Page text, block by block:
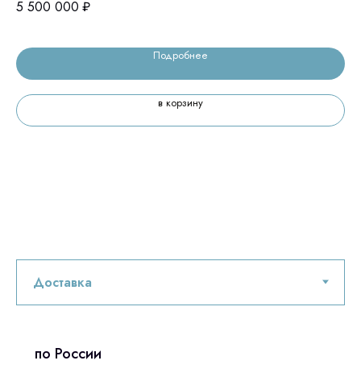
5 500 000 ₽
Подробнее
в корзину
по России